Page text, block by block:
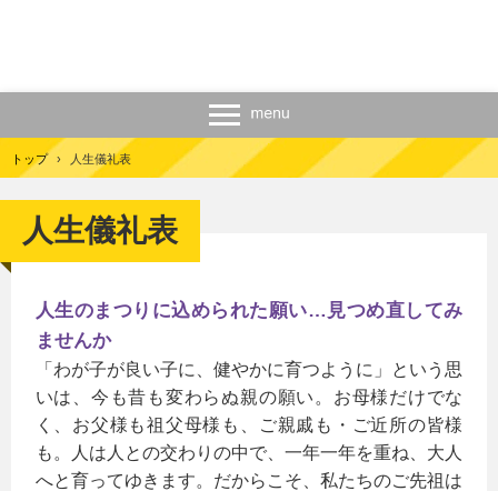
トップ › 人生儀礼表
人生儀礼表
人生のまつりに込められた願い…見つめ直してみ
ませんか
「わが子が良い子に、健やかに育つように」という思
いは、今も昔も変わらぬ親の願い。お母様だけでな
く、お父様も祖父母様も、ご親戚も・ご近所の皆様
も。人は人との交わりの中で、一年一年を重ね、大人
へと育ってゆきます。だからこそ、私たちのご先祖は